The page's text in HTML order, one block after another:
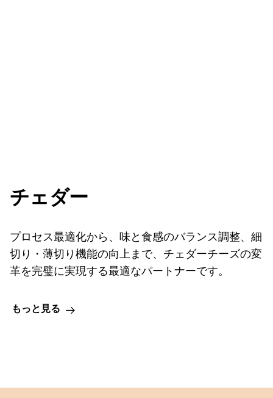
チェダー
プロセス最適化から、味と食感のバランス調整、細
切り・薄切り機能の向上まで、チェダーチーズの変
革を完璧に実現する最適なパートナーです。
もっと見る